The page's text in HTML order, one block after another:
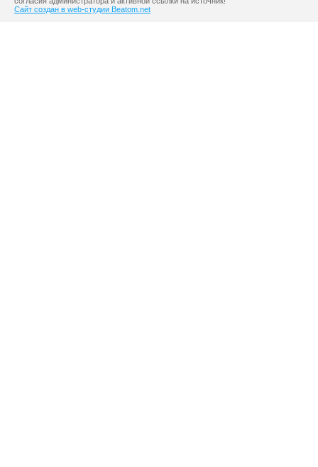
Сайт создан в web-студии Beatom.net